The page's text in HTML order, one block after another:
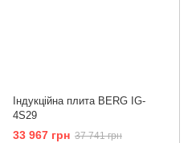
Індукційна плита BERG IG-
4S29
33 967 грн 37 741 грн